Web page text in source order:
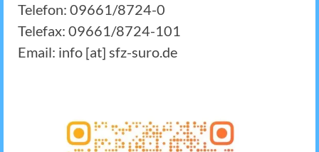
Telefon: 09661/8724-0
Telefax: 09661/8724-101
Email: info [at] sfz-suro.de